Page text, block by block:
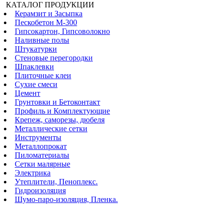
КАТАЛОГ ПРОДУКЦИИ
Керамзит и Засыпка
Пескобетон М-300
Гипсокартон, Гипсоволокно
Наливные полы
Штукатурки
Стеновые перегородки
Шпаклевки
Плиточные клеи
Сухие смеси
Цемент
Грунтовки и Бетоконтакт
Профиль и Комплектующие
Крепеж, саморезы, дюбеля
Металлические сетки
Инструменты
Металлопрокат
Пиломатериалы
Сетки малярные
Электрика
Утеплители, Пеноплекс.
Гидроизоляция
Шумо-паро-изоляция, Пленка.